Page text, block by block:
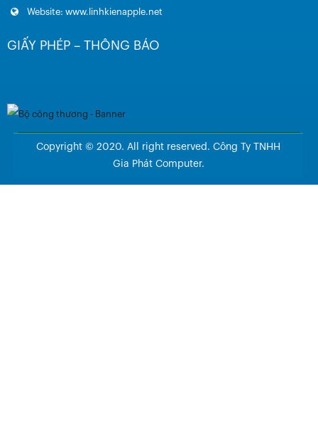
Website: www.linhkienapple.net
GIẤY PHÉP – THÔNG BÁO
Copyright © 2020. All right reserved. Công Ty TNHH
Gia Phát Computer.